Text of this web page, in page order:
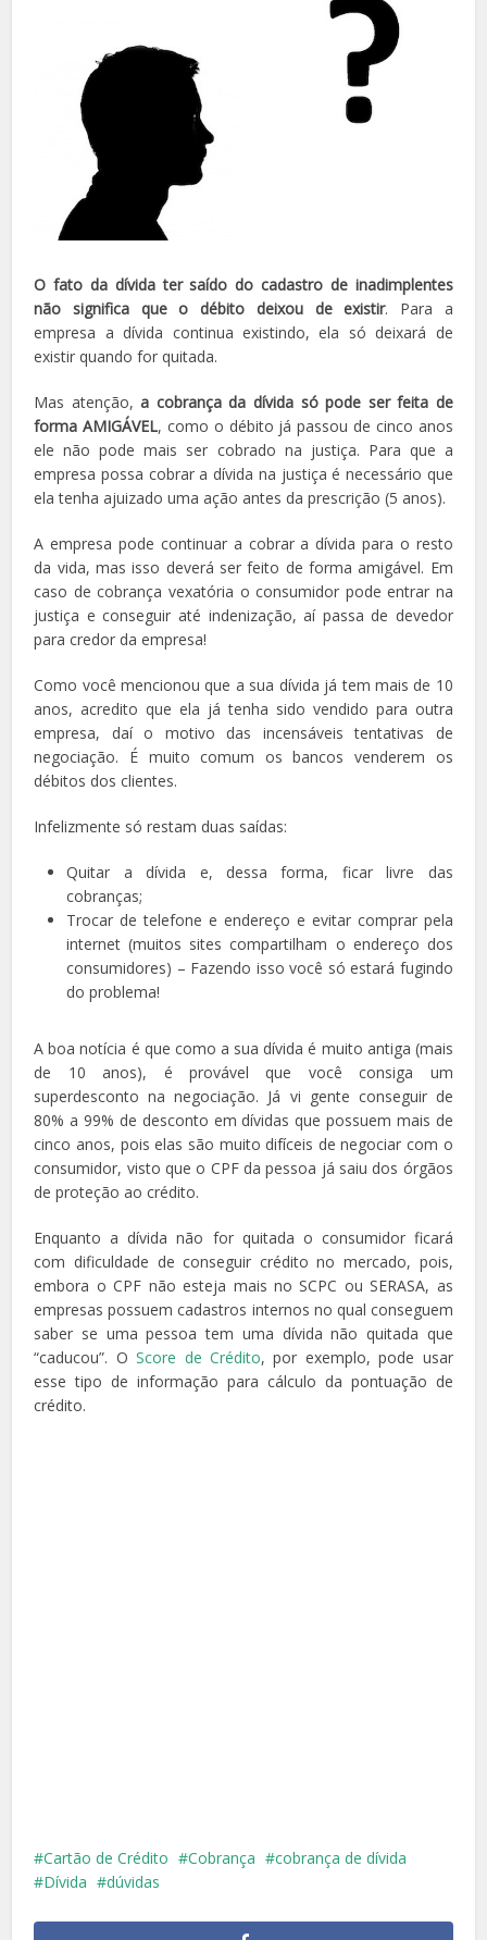
O fato da dívida ter saído do cadastro de inadimplentes
não significa que o débito deixou de existir. Para a
empresa a dívida continua existindo, ela só deixará de
existir quando for quitada.
Mas atenção, a cobrança da dívida só pode ser feita de
forma AMIGÁVEL, como o débito já passou de cinco anos
ele não pode mais ser cobrado na justiça. Para que a
empresa possa cobrar a dívida na justiça é necessário que
ela tenha ajuizado uma ação antes da prescrição (5 anos).
A empresa pode continuar a cobrar a dívida para o resto
da vida, mas isso deverá ser feito de forma amigável. Em
caso de cobrança vexatória o consumidor pode entrar na
justiça e conseguir até indenização, aí passa de devedor
para credor da empresa!
Como você mencionou que a sua dívida já tem mais de 10
anos, acredito que ela já tenha sido vendido para outra
empresa, daí o motivo das incensáveis tentativas de
negociação. É muito comum os bancos venderem os
débitos dos clientes.
Infelizmente só restam duas saídas:
Quitar a dívida e, dessa forma, ficar livre das
cobranças;
Trocar de telefone e endereço e evitar comprar pela
internet (muitos sites compartilham o endereço dos
consumidores) – Fazendo isso você só estará fugindo
do problema!
A boa notícia é que como a sua dívida é muito antiga (mais
de 10 anos), é provável que você consiga um
superdesconto na negociação. Já vi gente conseguir de
80% a 99% de desconto em dívidas que possuem mais de
cinco anos, pois elas são muito difíceis de negociar com o
consumidor, visto que o CPF da pessoa já saiu dos órgãos
de proteção ao crédito.
Enquanto a dívida não for quitada o consumidor ficará
com dificuldade de conseguir crédito no mercado, pois,
embora o CPF não esteja mais no SCPC ou SERASA, as
empresas possuem cadastros internos no qual conseguem
saber se uma pessoa tem uma dívida não quitada que
“caducou”. OScore de Crédito, por exemplo, pode usar
esse tipo de informação para cálculo da pontuação de
crédito.
Cartão de Crédito Cobrança
cobrança de dívida
Dívida
dúvidas